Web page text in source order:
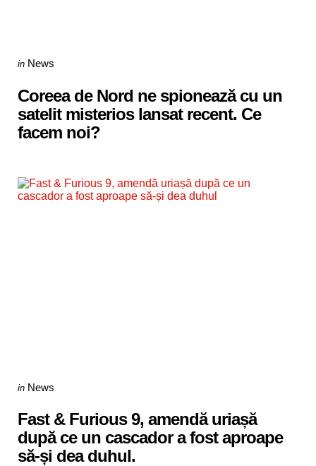
Categories
Posted
in News
Coreea de Nord ne spionează cu un
satelit misterios lansat recent. Ce
facem noi?
Categories
Posted
in News
Fast & Furious 9, amendă uriașă
după ce un cascador a fost aproape
să-și dea duhul.